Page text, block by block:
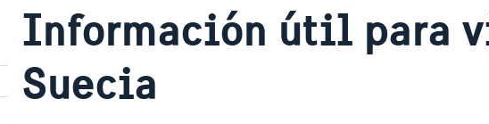
Información útil para
Suecia